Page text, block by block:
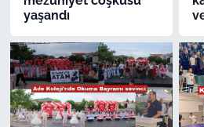
yaşandı
Bölge
Güvenlik
Genel